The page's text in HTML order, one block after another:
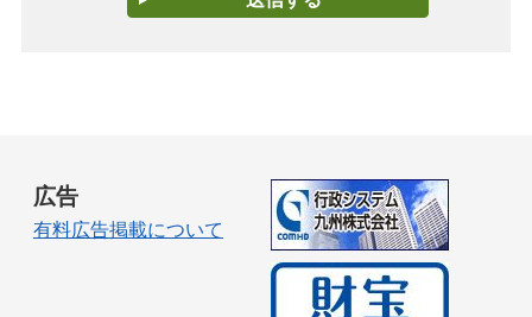
広告
有料広告掲載について